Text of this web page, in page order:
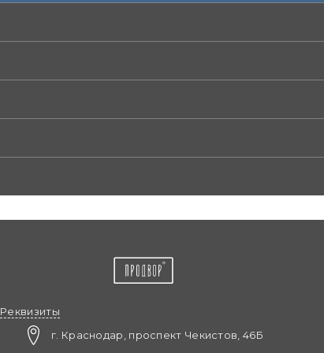
Реквизиты
г. Краснодар, проспект Чекистов, 46Б​